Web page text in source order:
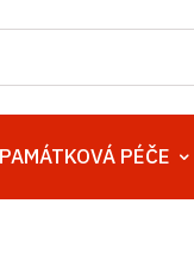
PAMÁTKOVÁ PÉČE